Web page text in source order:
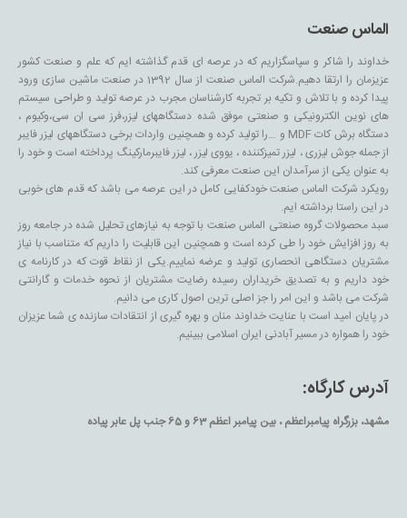
الماس صنعت
خداوند را شاکر و سپاسگزاریم که در عرصه ای قدم گذاشته ایم که علم و صنعت کشور
عزیزمان را ارتقا دهیم.شرکت الماس صنعت از سال 1392 در صنعت ماشین سازی ورود
پیدا کرده و با تلاش و تکیه بر تجربه کارشناسان مجرب در عرصه تولید و طراحی سیستم
های نوین الکترونیکی و صنعتی موفق شده دستگاههای لیزر،فرز سی ان سی،وکیوم ،
دستگاه برش کات MDF و …را تولید کرده و همچنین واردات برخی دستگاههای لیزر فایبر
از جمله جوش لیزری ، لیزر تمیزکننده ، یووی لیزر ، لیزر فایبرمارکینگ پرداخته است و خود را
به عنوان یکی از سرآمدان این صنعت معرفی کند.
رویکرد شرکت الماس صنعت خودکفایی کامل در این عرصه می باشد که قدم های خوبی
در این راستا برداشته ایم.
سبد محصولات گروه صنعتی الماس صنعت با توجه به نیازهای تحلیل شده در جامعه روز
به روز افزایش خود را طی کرده است و همچنین این قابلیت را داریم که متناسب با نیاز
مشتریان دستگاهی انحصاری تولید و عرضه نماییم.یکی از نقاط قوت که در کارنامه ی
خود داریم و به تصدیق خریداران رسیده رضایت مشتریان از نحوه خدمات و گارانتی
شرکت می باشد و این امر را جز اصلی ترین اصول کاری می دانیم.
در پایان امید است با عنایت خداوند منان و بهره گیری از انتقادات سازنده ی شما عزیزان
خود را همواره در مسیر آبادنی ایران اسلامی ببینیم.
آدرس کارگاه:
مشهد، بزرگراه پیامبراعظم ، بین پیامبر اعظم 63 و 65 جنب پل عابر پیاده